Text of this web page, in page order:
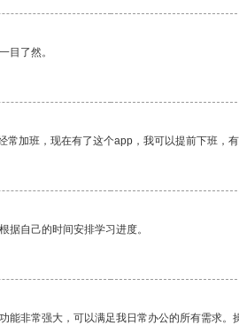
目了然。
加班，现在有了这个app，我可以提前下班，有
据自己的时间安排学习进度。
非常强大，可以满足我日常办公的所有需求。